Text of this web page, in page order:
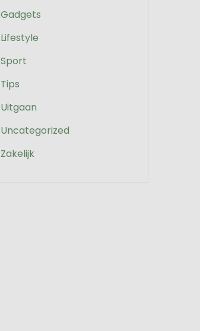
Gadgets
Lifestyle
Sport
Tips
Uitgaan
Uncategorized
Zakelijk